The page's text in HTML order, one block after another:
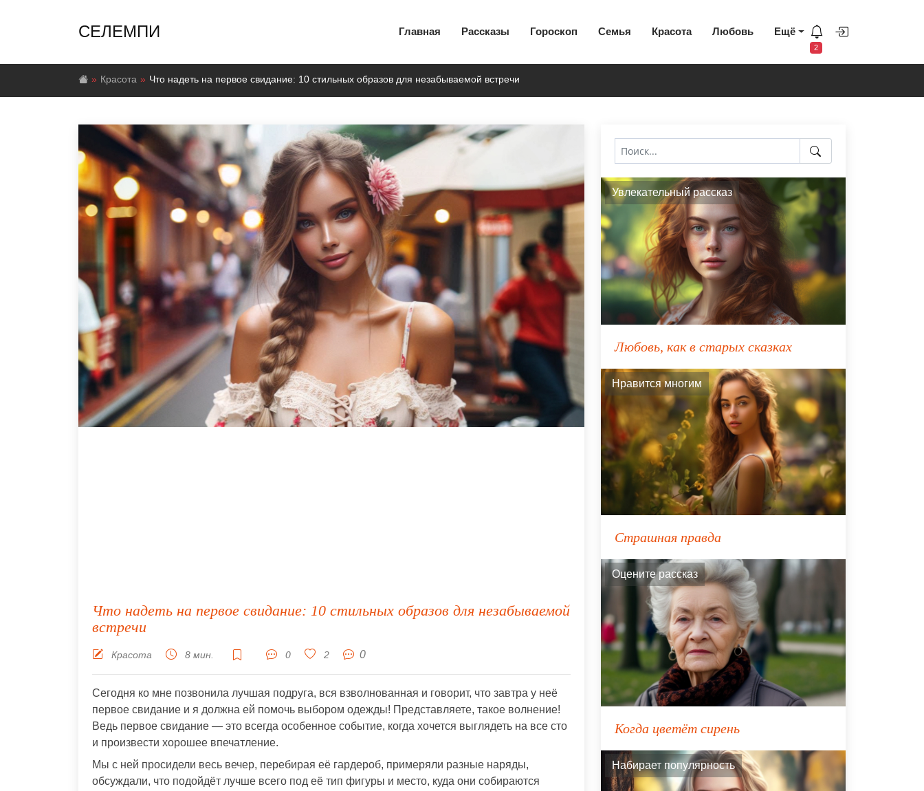
СЕЛЕМПИ Главная Рассказы Гороскоп Семья Красота Любовь Ещё
2
Красота Что надеть на первое свидание: 10 стильных образов для незабываемой встречи
Что надеть на первое свидание: 10 стильных образов для незабываемой
встречи
Красота 8 мин. 0 2 0
Сегодня ко мне позвонила лучшая подруга, вся взволнованная и говорит, что завтра у неё
первое свидание и я должна ей помочь выбором одежды! Представляете, такое волнение!
Ведь первое свидание — это всегда особенное событие, когда хочется выглядеть на все сто
и произвести хорошее впечатление.
Мы с ней просидели весь вечер, перебирая её гардероб, примеряли разные наряды,
обсуждали, что подойдёт лучше всего под её тип фигуры и место, куда они собираются
Увлекательный рассказ
Любовь, как в старых сказках
Нравится многим
Страшная правда
Оцените рассказ
Когда цветёт сирень
Набирает популярность